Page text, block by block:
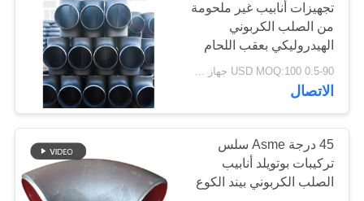
منتجات
عرض
الواقع
الافتراضي
معلومات
تجهيزات أنابيب غير ملحومة
من الصلب الكربوني
الهيدروليكي بعقب اللحام
المحملة تركيبات أنابيب غير
القياسية
0.5-90 USD MOQ:100 جهاز كمبيوتر شخصى
الاتصال
45 درجة Asme سلس
تركيبات بوتويلد أنابيب
الصلب الكربوني بيند الكوع